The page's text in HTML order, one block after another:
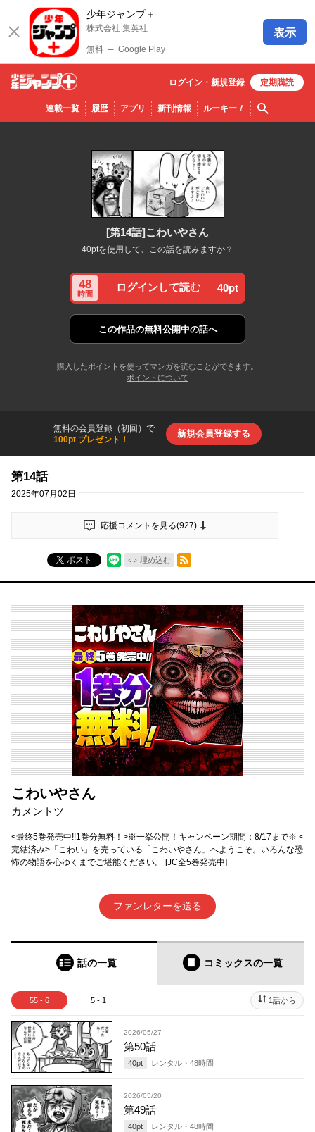
少年ジャンプ＋
株式会社 集英社
無料 ─ Google Play
表示
少年ジ
ャンプ
連載一覧 履歴 アプリ 新刊情報 ルーキー！ 検索
ログイン・ 新規登録 定期購読
[第14話]こわいやさん
40ptを使用して、この話を読みますか？
48
時間
ログインして読む 40pt
この作品の無料公開中の話へ
購入したポイントを使ってマンガを読むことができます。
ポイントについて
無料の会員登録（初回）で
100pt プレゼント！
新規会員登録する
第14話
2025年07月02日
応援コメントを見る(927)
ポスト 埋め込む
RSSフィード
こわいやさん
カメントツ
<最終5巻発売中!!1巻分無料！>※一挙公開！キャンペーン期間：8/17まで※ <
完結済み>「こわい」を売っている「こわいやさん」へようこそ。いろんな恐
怖の物語を心ゆくまでご堪能ください。 [JC全5巻発売中]
ファンレターを送る
話の一覧 コミックスの一覧
55 - 6 5 - 1 1話から
2026/05/27
第50話
40pt レンタル・ 48時間
2026/05/20
第49話
40pt レンタル・ 48時間